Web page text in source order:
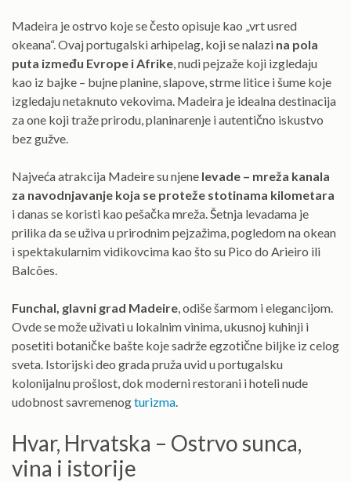
Madeira je ostrvo koje se često opisuje kao „vrt usred
okeana“. Ovaj portugalski arhipelag, koji se nalazi na pola
puta između Evrope i Afrike, nudi pejzaže koji izgledaju
kao iz bajke – bujne planine, slapove, strme litice i šume koje
izgledaju netaknuto vekovima. Madeira je idealna destinacija
za one koji traže prirodu, planinarenje i autentično iskustvo
bez gužve.
Najveća atrakcija Madeire su njene levade – mreža kanala
za navodnjavanje koja se proteže stotinama kilometara
i danas se koristi kao pešačka mreža. Šetnja levadama je
prilika da se uživa u prirodnim pejzažima, pogledom na okean
i spektakularnim vidikovcima kao što su Pico do Arieiro ili
Balcões.
Funchal, glavni grad Madeire, odiše šarmom i elegancijom.
Ovde se može uživati u lokalnim vinima, ukusnoj kuhinji i
posetiti botaničke bašte koje sadrže egzotične biljke iz celog
sveta. Istorijski deo grada pruža uvid u portugalsku
kolonijalnu prošlost, dok moderni restorani i hoteli nude
udobnost savremenogturizma.
Hvar, Hrvatska – Ostrvo sunca,
vina i istorije